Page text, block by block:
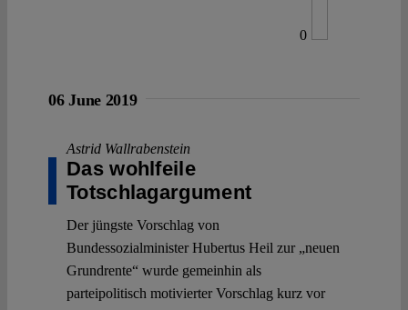
0
06 June 2019
Astrid Wallrabenstein
Das wohlfeile
Totschlagargument
Der jüngste Vorschlag von
Bundessozialminister Hubertus Heil zur „neuen
Grundrente“ wurde gemeinhin als
parteipolitisch motivierter Vorschlag kurz vor